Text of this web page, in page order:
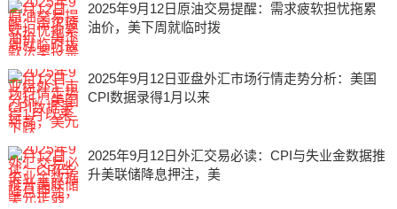
2025年9月12日原油交易提醒：需求疲软担忧拖累
油价，美下周就临时拨
2025年9月12日亚盘外汇市场行情走势分析：美国
CPI数据录得1月以来
2025年9月12日外汇交易必读：CPI与失业金数据推
升美联储降息押注，美